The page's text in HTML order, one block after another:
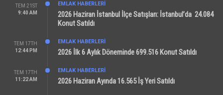
TEM 21ST
9:40 AM
EMLAK HABERLERI
2026 Haziran İstanbul İlçe Satışları: İstanbul’da 24.084
Konut Satıldı
TEM 17TH
12:44 PM
EMLAK HABERLERI
2026 İlk 6 Aylık Döneminde 699.516 Konut Satıldı
TEM 17TH
11:22 AM
EMLAK HABERLERI
2026 Haziran Ayında 16.565 İş Yeri Satıldı